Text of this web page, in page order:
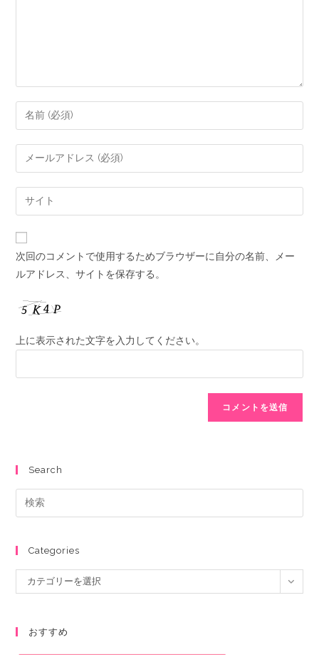
次回のコメントで使用するためブラウザーに自分の名前、メー
ルアドレス、サイトを保存する。
上に表示された文字を入力してください。
Search
Categories
カテゴリーを選択
おすすめ